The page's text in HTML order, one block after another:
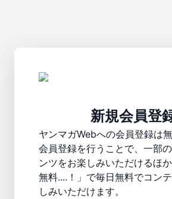
新規会員登
ヤンマガWebへの会員登録は無
会員登録を行うことで、一部
ンツをお楽しみいただけるほ
無料....！」で毎日無料でコン
しみいただけます。